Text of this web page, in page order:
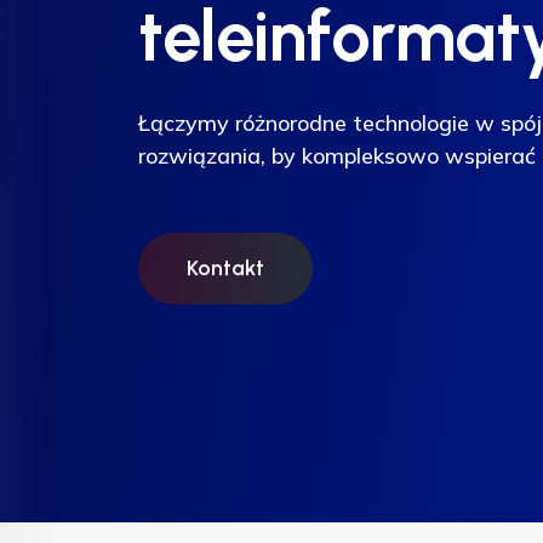
Łączymy różnorodne technologie w
rozwiązania, by kompleksowo
Kontakt
Łączymy różnorodne technologie w
rozwiązania, by kompleksowo
Kontakt
Łączymy różnorodne technologie w
rozwiązania, by kompleksowo
Kontakt